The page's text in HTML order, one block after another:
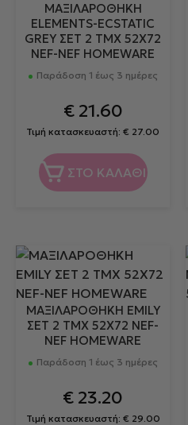
ΜΑΞΙΛΑΡΟΘΗΚΗ
ELEMENTS-ECSTATIC
GREY ΣΕΤ 2 ΤΜΧ 52Χ72
NEF-NEF HOMEWARE
Παράδοση 1 έως 3 ημέρες
€21.60
Τιμή κατασκευαστή:€ 27.00
ΣΤΟ ΚΑΛΑΘΙ
ΜΑΞΙΛΑΡΟΘΗΚΗ EMILY
ΣΕΤ 2 ΤΜΧ 52Χ72 NEF-
NEF HOMEWARE
Παράδοση 1 έως 3 ημέρες
€ 23.20
Τιμή κατασκευαστή: € 29.00